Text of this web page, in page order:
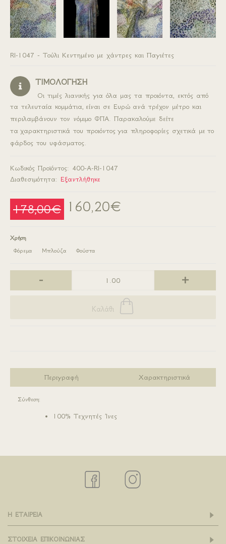
RI-1047 - Τούλι Κεντημένο με χάντρες και Παγιέτες
ΤΙΜΟΛΟΓΗΣΗ
Οι τιμές λιανικής για όλα μας τα προιόντα, εκτός από
τα τελευταία κομμάτια, είναι σε Ευρώ ανά τρέχον μέτρο και
περιλαμβάνουν τον νόμιμο ΦΠΑ. Παρακαλούμε δείτε
τα χαρακτηριστικά του προιόντος για πληροφορίες σχετικά με το
φάρδος του υφάσματος.
Κωδικός Προϊόντος: 400-A-RI-1047
Διαθεσιμότητα: Εξαντλήθηκε
178,00€ 160,20€
Χρήση
Φόρεμα
Μπλούζα Φούστα
- +
Καλάθι
Περιγραφή Χαρακτηριστικά
Σύνθεση:
100% Τεχνητές Ίνες
Η ΕΤΑΙΡΕΙΑ
ΣΤΟΙΧΕΙΑ ΕΠΙΚΟΙΝΩΝΙΑΣ